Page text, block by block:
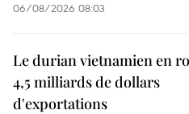
06/08/2026 08:03
Le durian vietnamien en
4,5 milliards de dollars
d'exportations